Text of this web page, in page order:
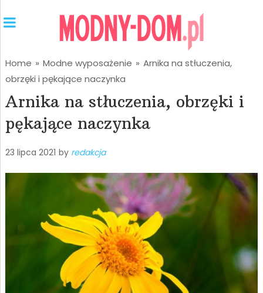
Home » Modne wyposażenie » Arnika na stłuczenia,
obrzęki i pękające naczynka
Arnika na stłuczenia, obrzęki i
pękające naczynka
23 lipca 2021 by redakcja